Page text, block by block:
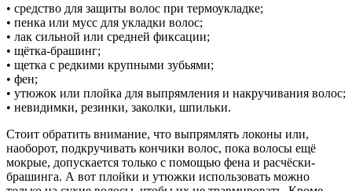
• средство для защиты волос при термоукладке;
• пенка или мусс для укладки волос;
• лак сильной или средней фиксации;
• щётка-брашинг;
• щетка с редкими крупными зубьями;
• фен;
• утюжок или плойка для выпрямления и накручивания волос;
• невидимки, резинки, заколки, шпильки.
Стоит обратить внимание, что выпрямлять локоны или,
наоборот, подкручивать кончики волос, пока волосы ещё
мокрые, допускается только с помощью фена и расчёски-
брашинга. А вот плойки и утюжки использовать можно